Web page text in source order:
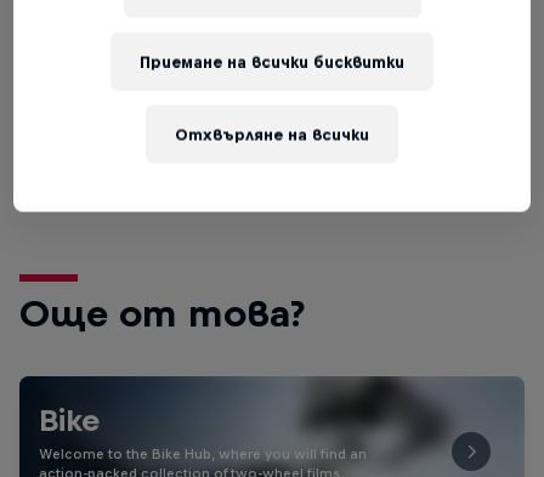
Virgin, Utah, United States
Още от това?
Bike
Welcome to the Bike Hub, where you will find an
action-packed collection of two-wheel films,
Отхвърляне на всички
Приемане на всички бисквитки